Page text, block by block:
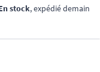
stock, expédié demain